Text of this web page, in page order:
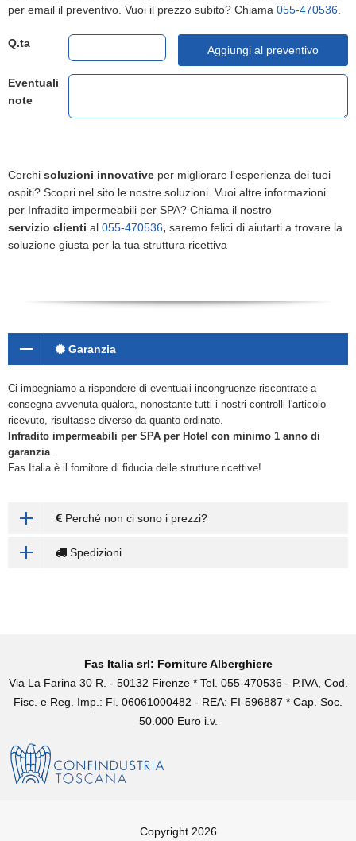
per email il preventivo. Vuoi il prezzo subito? Chiama 055-470536.
Q.ta
Aggiungi al preventivo
Eventuali
note
Cerchi soluzioni innovative per migliorare l'esperienza dei tuoi
ospiti? Scopri nel sito le nostre soluzioni. Vuoi altre informazioni
per Infradito impermeabili per SPA? Chiama il nostro
servizio clienti al 055-470536, saremo felici di aiutarti a trovare la
soluzione giusta per la tua struttura ricettiva
Garanzia
Ci impegniamo a rispondere di eventuali incongruenze riscontrate a
consegna avvenuta qualora, nonostante tutti i nostri controlli l'articolo
ricevuto, risultasse diverso da quanto ordinato.
Infradito impermeabili per SPA per Hotel con minimo 1 anno di
garanzia.
Fas Italia è il fornitore di fiducia delle strutture ricettive!
Perché non ci sono i prezzi?
Spedizioni
Fas Italia srl: Forniture Alberghiere
Via La Farina 30 R. - 50132 Firenze * Tel. 055-470536 - P.IVA, Cod.
Fisc. e Reg. Imp.: Fi. 06061000482 - REA: FI-596887 * Cap. Soc.
50.000 Euro i.v.
Copyright 2026